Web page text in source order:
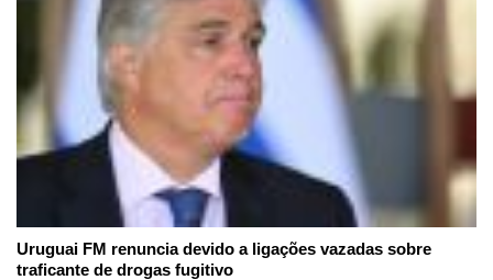
Uruguai FM renuncia devido a ligações vazadas sobre
traficante de drogas fugitivo